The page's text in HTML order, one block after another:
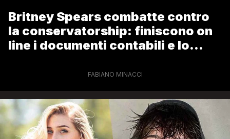
Britney Spears combatte contro
la conservatorship: finiscono on
line i documenti contabili e lo
FABIANO MINACCI